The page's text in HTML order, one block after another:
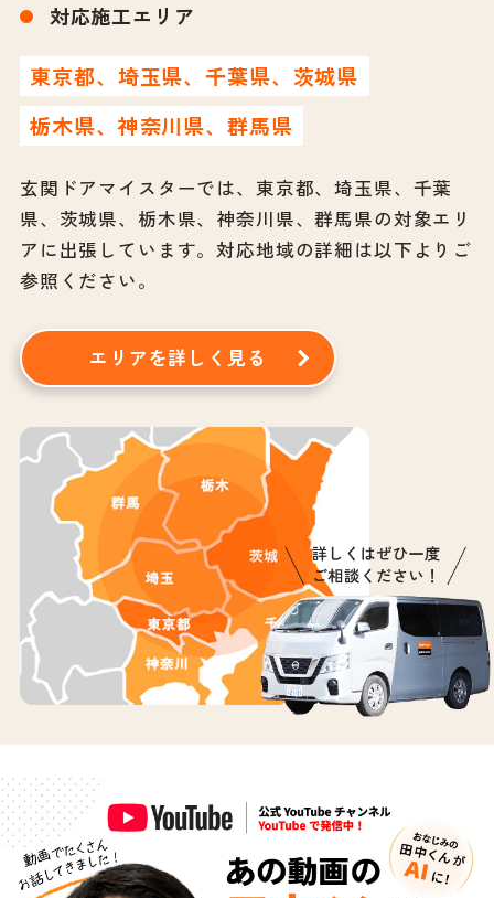
対応施工エリア
東京都、埼玉県、千葉県、茨城県
栃木県、神奈川県、群馬県
玄関ドアマイスターでは、東京都、埼玉県、千葉
県、茨城県、栃木県、神奈川県、群馬県の対象エリ
アに出張しています。 対応地域の詳細は以下よりご
参照ください。
エリアを詳しく見る